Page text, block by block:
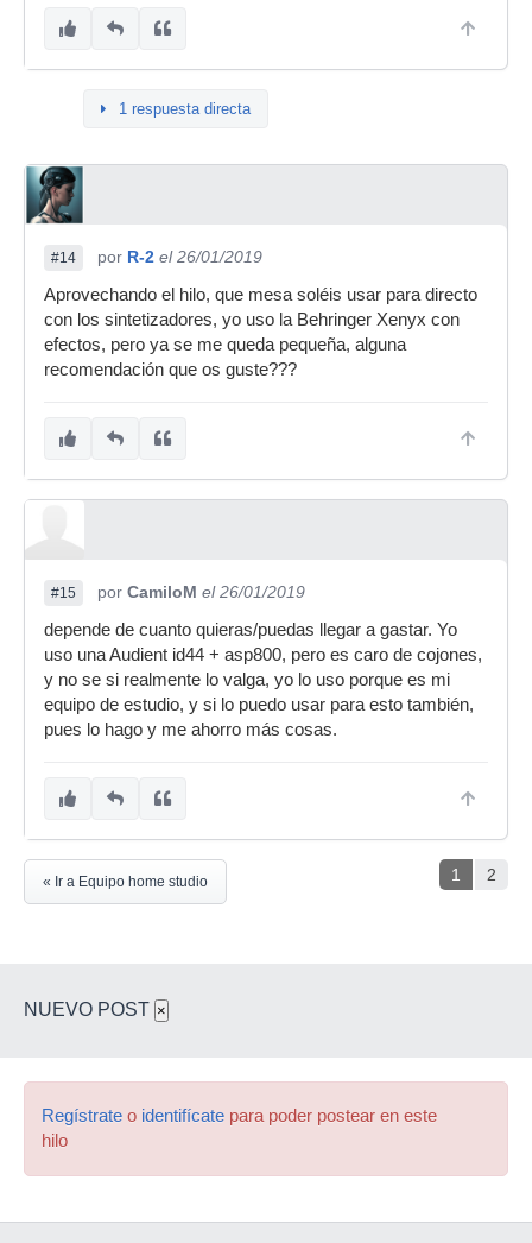
1 respuesta directa
#14 por R-2 el 26/01/2019
Aprovechando el hilo, que mesa soléis usar para directo
con los sintetizadores, yo uso la Behringer Xenyx con
efectos, pero ya se me queda pequeña, alguna
recomendación que os guste???
#15 por CamiloM el 26/01/2019
depende de cuanto quieras/puedas llegar a gastar. Yo
uso una Audient id44 + asp800, pero es caro de cojones,
y no se si realmente lo valga, yo lo uso porque es mi
equipo de estudio, y si lo puedo usar para esto también,
pues lo hago y me ahorro más cosas.
1 2
« Ir a Equipo home studio
NUEVO POST ×
Regístrate o identifícate para poder postear en este
hilo